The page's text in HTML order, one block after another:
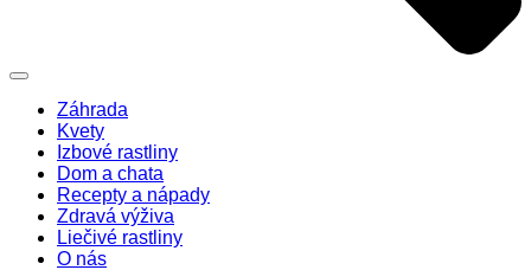
Záhrada
Kvety
Izbové rastliny
Dom a chata
Recepty a nápady
Zdravá výživa
Liečivé rastliny
O nás